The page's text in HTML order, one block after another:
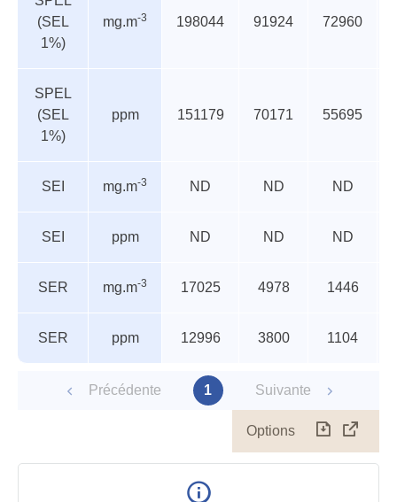
(SEL
1%)
mg.m-3 198044 91924 72960
SPEL
(SEL
1%)
ppm 151179 70171 55695
SEI mg.m-3 ND ND ND
SEI ppm ND ND ND
SER mg.m-3 17025 4978 1446
SER ppm 12996 3800 1104
Précédente 1 Suivante
Options
le